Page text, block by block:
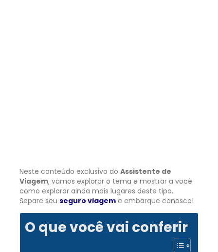
Neste conteúdo exclusivo do Assistente de
Viagem, vamos explorar o tema e mostrar a você
como explorar ainda mais lugares deste tipo.
Separe seu seguro viagem e embarque conosco!
O que você vai conferir